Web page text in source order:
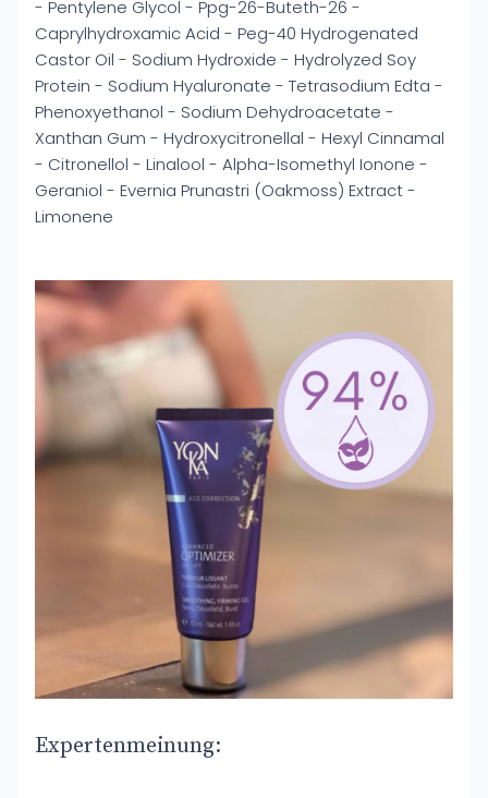
- Pentylene Glycol - Ppg-26-Buteth-26 -
Caprylhydroxamic Acid - Peg-40 Hydrogenated
Castor Oil - Sodium Hydroxide - Hydrolyzed Soy
Protein - Sodium Hyaluronate - Tetrasodium Edta -
Phenoxyethanol - Sodium Dehydroacetate -
Xanthan Gum - Hydroxycitronellal - Hexyl Cinnamal
- Citronellol - Linalool - Alpha-Isomethyl Ionone -
Geraniol - Evernia Prunastri (Oakmoss) Extract -
Limonene
Expertenmeinung: